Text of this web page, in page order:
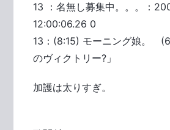
13 ：名無し募集中。。。：
12:00:06.26 0
13：(8:15) モーニング娘。
のヴィクトリー?」
加護は太りすぎ。